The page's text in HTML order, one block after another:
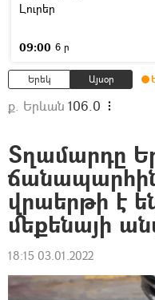
Լուրեր
09:00 6 ր
Երեկ Այսօր
ք. Երևան 106.0
Տղամարդը
վրաերթի է
մեքենայի
18:15 03.01.2022